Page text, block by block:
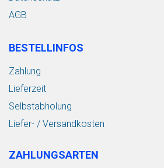
AGB
BESTELLINFOS
Zahlung
Lieferzeit
Selbstabholung
Liefer- / Versandkosten
ZAHLUNGSARTEN